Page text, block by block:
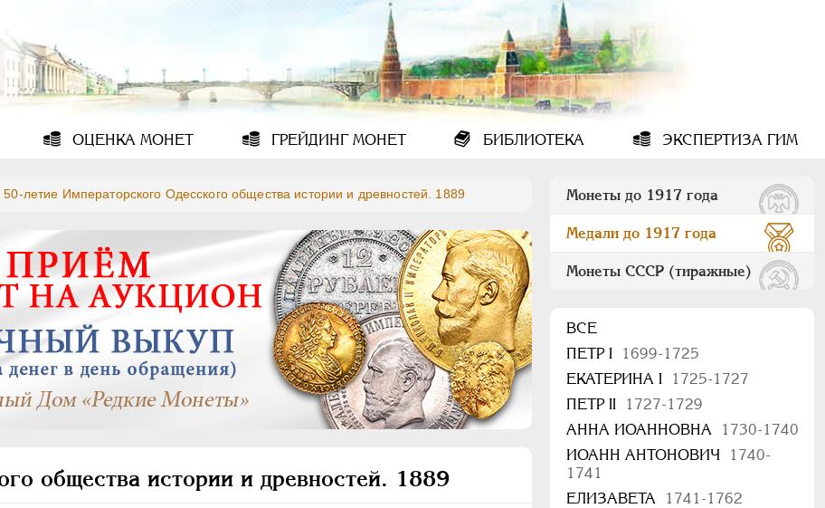
ОЦЕНКА МОНЕТ ГРЕЙДИНГМОНЕТ БИБЛИОТЕКА ЭКСПЕРТИЗА ГИМ
50-летие Императорского Одесского общества истории и древностей. 1889
общества истории и древностей. 1889
Монеты до 1917 года
Медали до 1917 года
Монеты СССР (тиражные)
ВСЕ
ПEТР I
1699-1725
ЕКАТЕРИНА I
1725-1727
ПЕТР II
1727-1729
АННА ИОАННОВНА
1730-1740
ИОАНН АНТОНОВИЧ
1740-
1741
ЕЛИЗАВЕТА
1741-1762